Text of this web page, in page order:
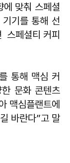
맞춰 스페셜
기를 통해 선
스페셜티 커피
통해 맥심 커
문화 콘텐츠
맥심플랜트에
바란다”고 말